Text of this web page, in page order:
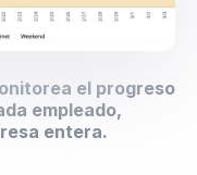
el progreso
empleado,
entera.